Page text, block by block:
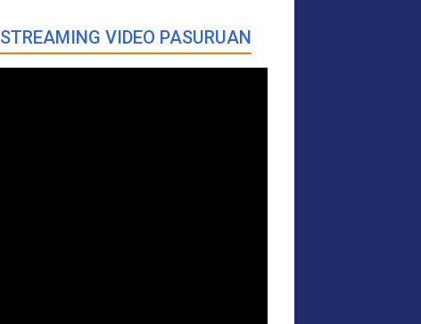
STREAMING VIDEO PASURUAN